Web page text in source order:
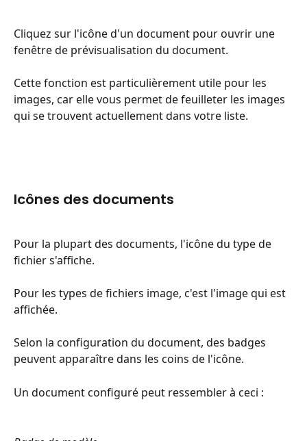
Cliquez sur l'icône d'un document pour ouvrir une
fenêtre de prévisualisation du document.
Cette fonction est particulièrement utile pour les
images, car elle vous permet de feuilleter les images
qui se trouvent actuellement dans votre liste.
Icônes des documents
Pour la plupart des documents, l'icône du type de
fichier s'affiche.
Pour les types de fichiers image, c'est l'image qui est
affichée.
Selon la configuration du document, des badges
peuvent apparaître dans les coins de l'icône.
Un document configuré peut ressembler à ceci :